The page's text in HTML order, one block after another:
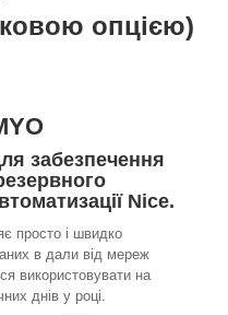
опцією)
забезпечення
Nice.
просто і швидко
в дали від мереж
використовувати на
днів у році.